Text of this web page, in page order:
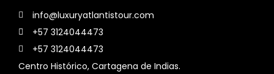
info@luxuryatlantistour.com
+57 3124044473
+57 3124044473
Centro Histórico, Cartagena de Indias.